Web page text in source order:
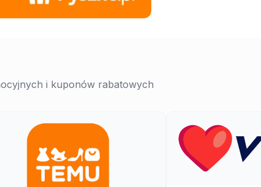
i kuponów rabatowych